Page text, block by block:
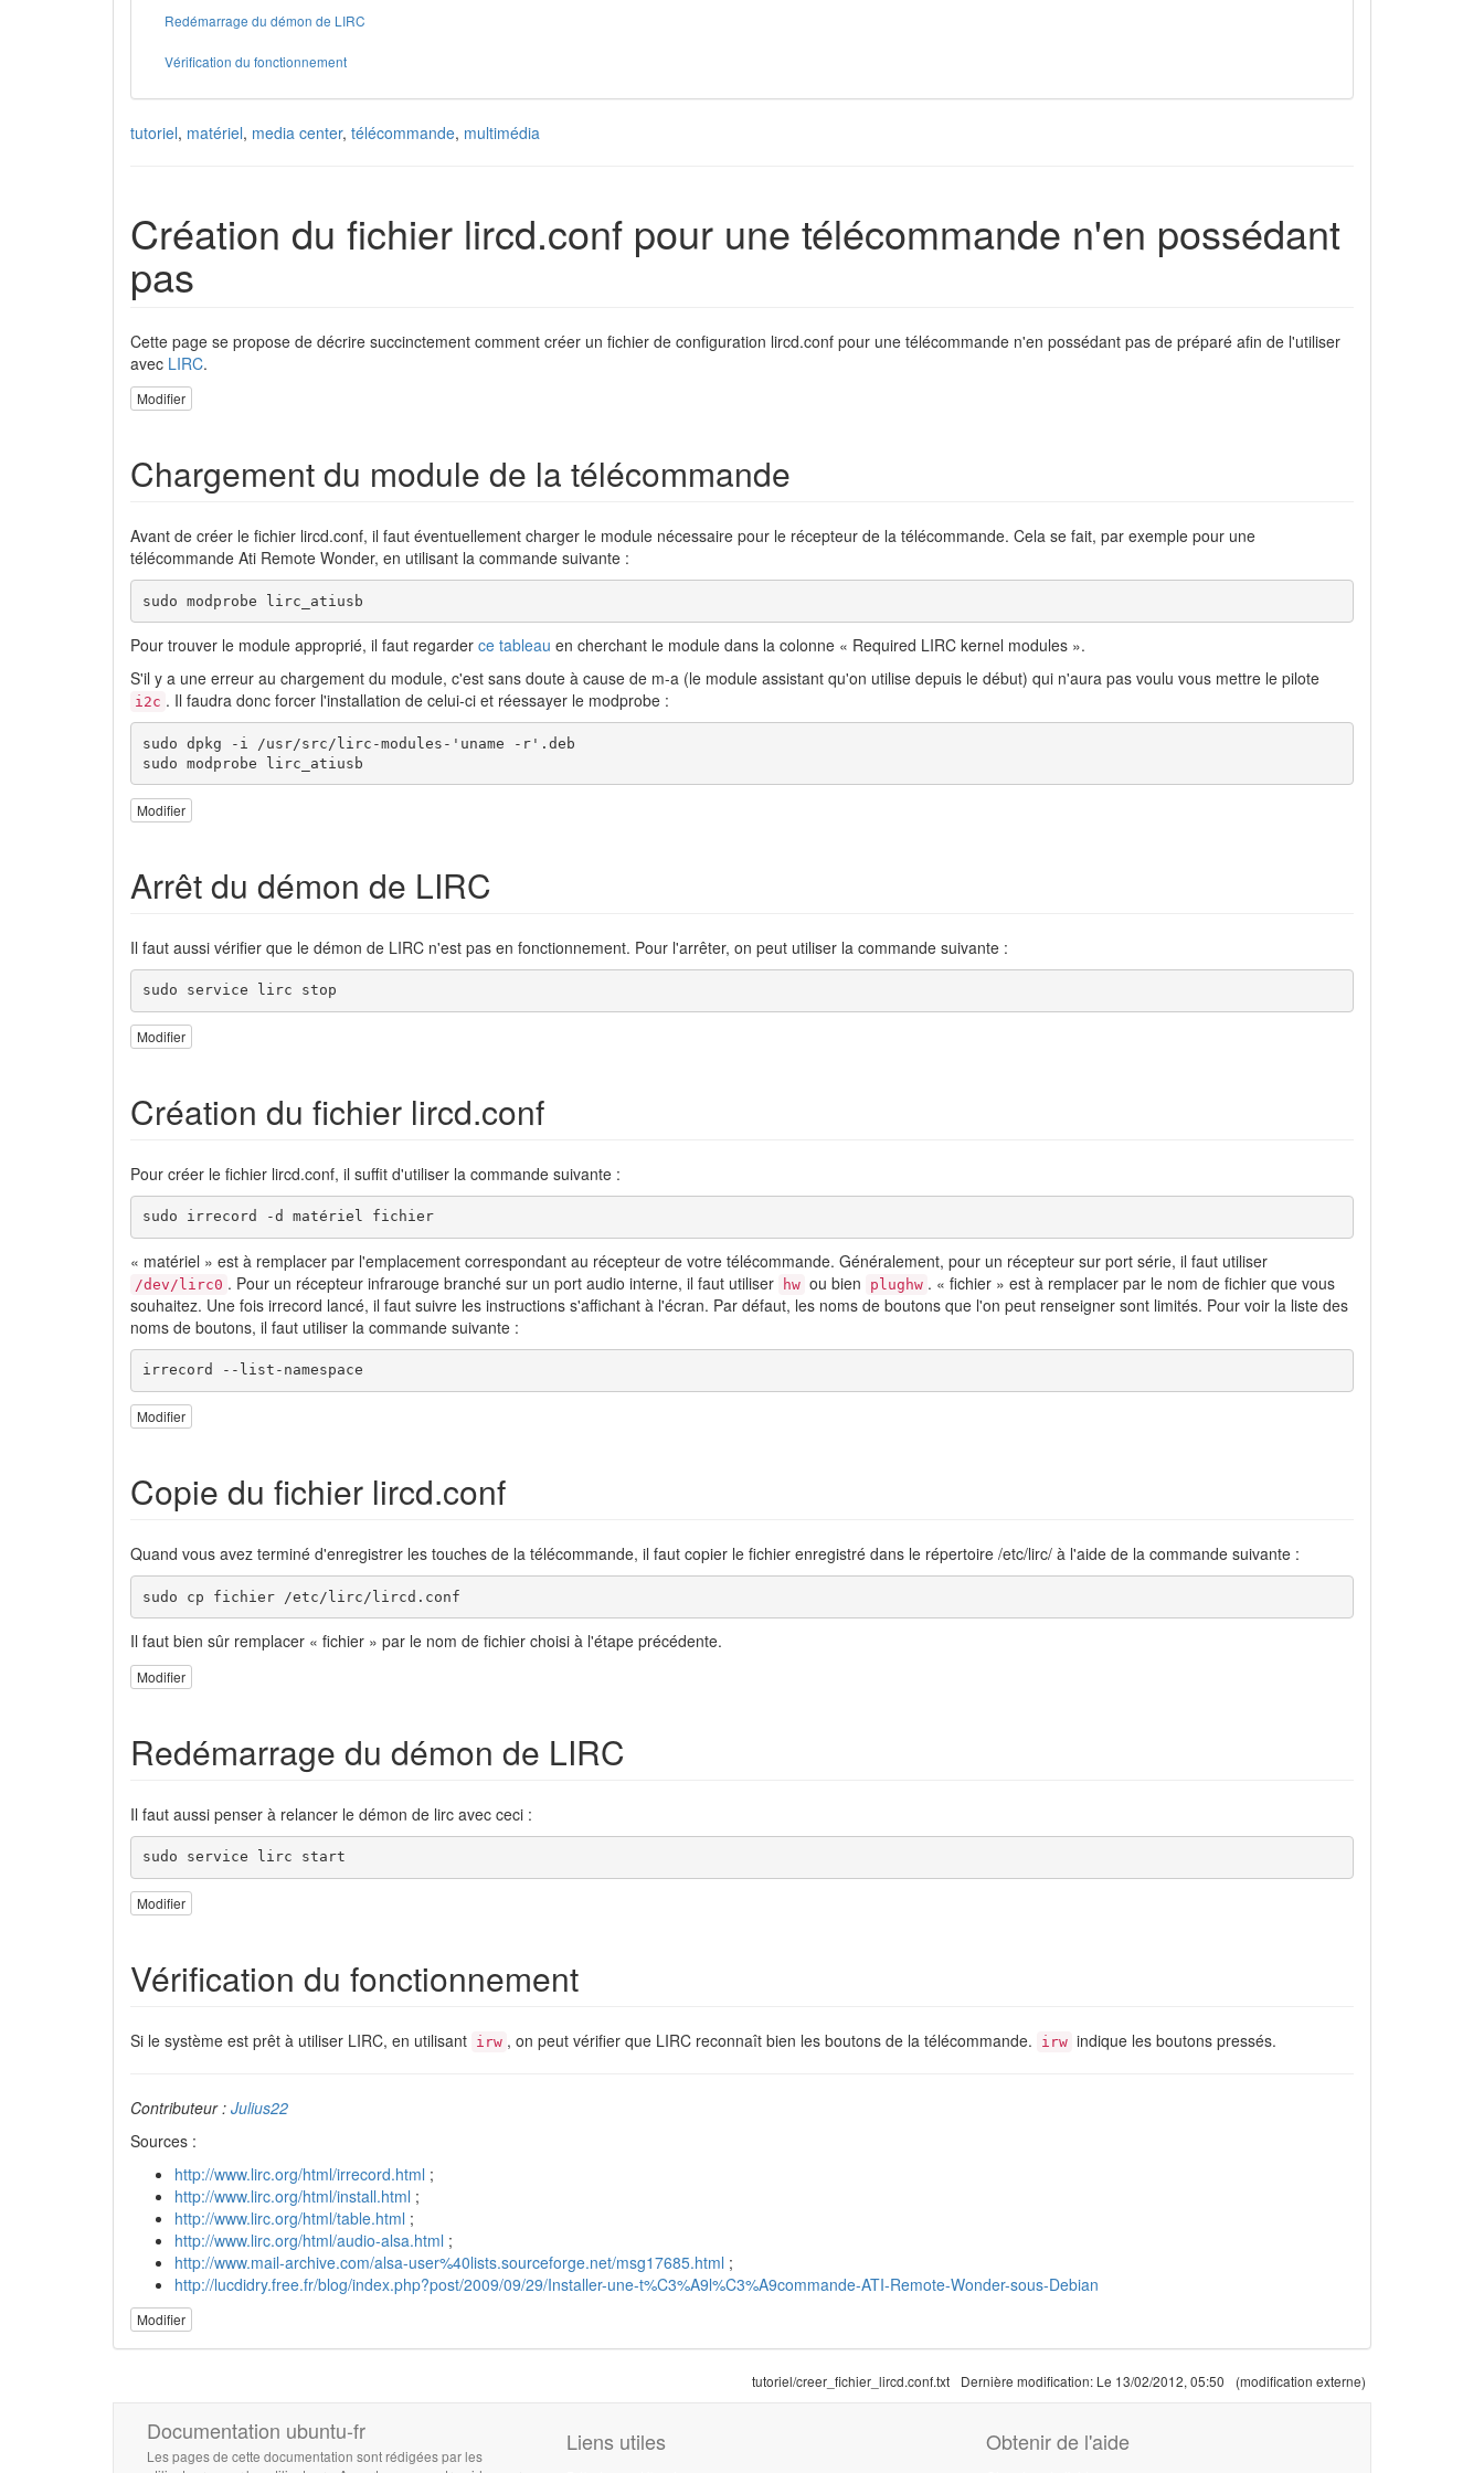
Redémarrage du démon de LIRC
Vérification du fonctionnement
tutoriel, matériel, media center, télécommande, multimédia
Création du fichier lircd.conf pour une télécommande n'en possédant
pas
Cette page se propose de décrire succinctement comment créer un fichier de configuration lircd.conf pour une télécommande n'en possédant pas de préparé afin de l'utiliser
avec LIRC.
Modifier
Chargement du module de la télécommande
Avant de créer le fichier lircd.conf, il faut éventuellement charger le module nécessaire pour le récepteur de la télécommande. Cela se fait, par exemple pour une
télécommande Ati Remote Wonder, en utilisant la commande suivante :
sudo modprobe lirc_atiusb
Pour trouver le module approprié, il faut regarder ce tableau en cherchant le module dans la colonne « Required LIRC kernel modules ».
S'il y a une erreur au chargement du module, c'est sans doute à cause de m-a (le module assistant qu'on utilise depuis le début) qui n'aura pas voulu vous mettre le pilote
i2c . Il faudra donc forcer l'installation de celui-ci et réessayer le modprobe :
sudo dpkg -i /usr/src/lirc-modules-'uname -r'.deb
sudo modprobe lirc_atiusb
Modifier
Arrêt du démon de LIRC
Il faut aussi vérifier que le démon de LIRC n'est pas en fonctionnement. Pour l'arrêter, on peut utiliser la commande suivante :
sudo service lirc stop
Modifier
Création du fichier lircd.conf
Pour créer le fichier lircd.conf, il suffit d'utiliser la commande suivante :
sudo irrecord -d matériel fichier
« matériel » est à remplacer par l'emplacement correspondant au récepteur de votre télécommande. Généralement, pour un récepteur sur port série, il faut utiliser
/dev/lirc0 . Pour un récepteur infrarouge branché sur un port audio interne, il faut utiliser hw ou bien plughw . « fichier » est à remplacer par le nom de fichier que vous
souhaitez. Une fois irrecord lancé, il faut suivre les instructions s'affichant à l'écran. Par défaut, les noms de boutons que l'on peut renseigner sont limités. Pour voir la liste des
noms de boutons, il faut utiliser la commande suivante :
irrecord --list-namespace
Modifier
Copie du fichier lircd.conf
Quand vous avez terminé d'enregistrer les touches de la télécommande, il faut copier le fichier enregistré dans le répertoire /etc/lirc/ à l'aide de la commande suivante :
sudo cp fichier /etc/lirc/lircd.conf
Il faut bien sûr remplacer « fichier » par le nom de fichier choisi à l'étape précédente.
Modifier
Redémarrage du démon de LIRC
Il faut aussi penser à relancer le démon de lirc avec ceci :
sudo service lirc start
Modifier
Vérification du fonctionnement
Si le système est prêt à utiliser LIRC, en utilisant irw , on peut vérifier que LIRC reconnaît bien les boutons de la télécommande. irw indique les boutons pressés.
Contributeur : Julius22
Sources :
http://www.lirc.org/html/irrecord.html ;
http://www.lirc.org/html/install.html ;
http://www.lirc.org/html/table.html ;
http://www.lirc.org/html/audio-alsa.html ;
http://www.mail-archive.com/alsa-user%40lists.sourceforge.net/msg17685.html ;
http://lucdidry.free.fr/blog/index.php?post/2009/09/29/Installer-une-t%C3%A9l%C3%A9commande-ATI-Remote-Wonder-sous-Debian
Modifier
tutoriel/creer_fichier_lircd.conf.txt Dernière modification: Le 13/02/2012, 05:50 (modification externe)
Documentation ubuntu-fr
Les pages de cette documentation sont rédigées par les
Liens utiles Obtenir de l'aide